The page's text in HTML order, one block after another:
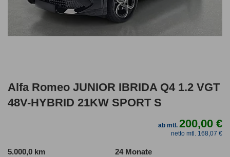
Alfa Romeo JUNIOR IBRIDA Q4 1.2 VGT
48V-HYBRID 21KW SPORT S
ab mtl.200,00 €
netto mtl. 168,07 €
5.000,0 km 24 Monate